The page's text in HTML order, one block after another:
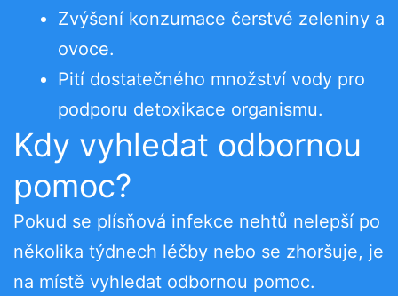
Zvýšení konzumace čerstvé zeleniny a
ovoce.
Pití dostatečného množství vody pro
podporu detoxikace organismu.
Kdy vyhledat odbornou
pomoc?
Pokud se plísňová infekce nehtů nelepší po
několika týdnech léčby nebo se zhoršuje, je
na místě vyhledat odbornou pomoc.